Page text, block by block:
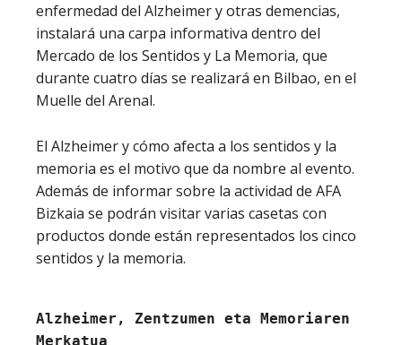
enfermedad del Alzheimer y otras demencias,
instalará una carpa informativa dentro del
Mercado de los Sentidos y La Memoria, que
durante cuatro días se realizará en Bilbao, en el
Muelle del Arenal.
El Alzheimer y cómo afecta a los sentidos y la
memoria es el motivo que da nombre al evento.
Además de informar sobre la actividad de AFA
Bizkaia se podrán visitar varias casetas con
productos donde están representados los cinco
sentidos y la memoria.
Alzheimer, Zentzumen eta Memoriaren
Merkatua